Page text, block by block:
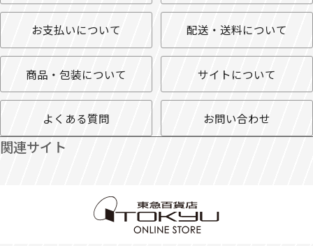
お支払いについて 配送・送料について
商品・包装について サイトについて
よくある質問 お問い合わせ
関連サイト